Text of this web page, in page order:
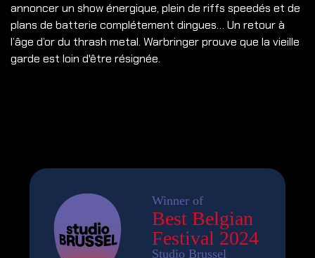
annoncer un show énergique, plein de riffs speedés et de
plans de batterie complétement dingues… Un retour à
l’âge d’or du thrash metal. Warbringer prouve que la vieille
garde est loin d'être résignée.